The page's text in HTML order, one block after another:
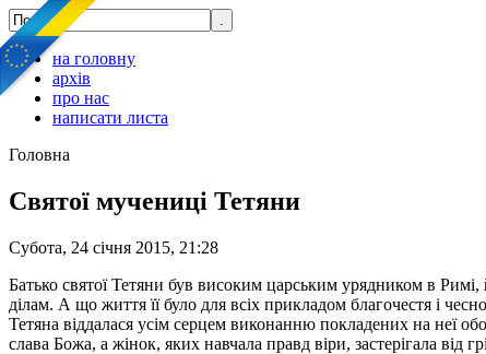
на головну
архів
про нас
написати листа
Головна
Святої мучениці Тетяни
Субота, 24 січня 2015, 21:28
Батько святої Тетяни був високим царським урядником в
ділам. А що життя її було для всіх прикладом благочестя і
Тетяна віддалася усім серцем виконанню покладених на неї
слава Божа, а жінок, яких навчала правд віри, застерігала від